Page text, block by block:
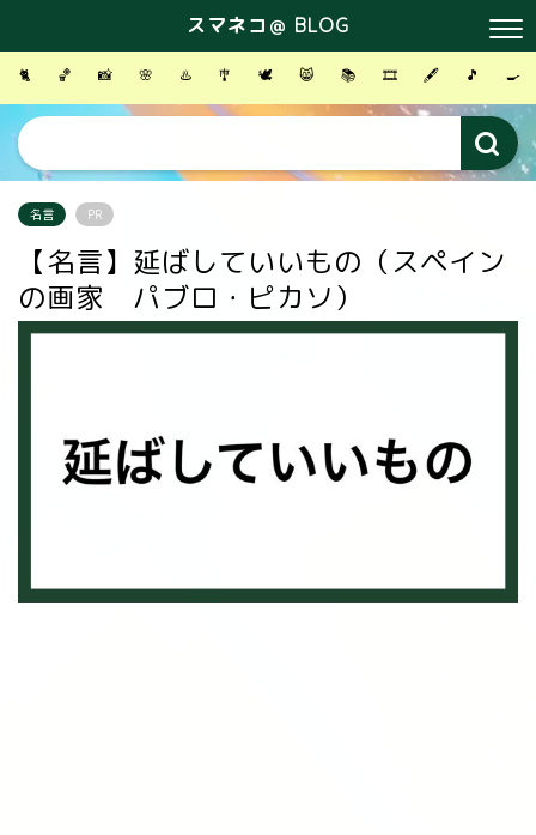
スマネコ＠ BLOG
🐈 🏀 📸 🌸 ♨️ 🎐 🕊 😸 📚 🎞 🖋 🎵 🍳
名言 PR
【名言】延ばしていいもの（スペイン
の画家 パブロ・ピカソ）